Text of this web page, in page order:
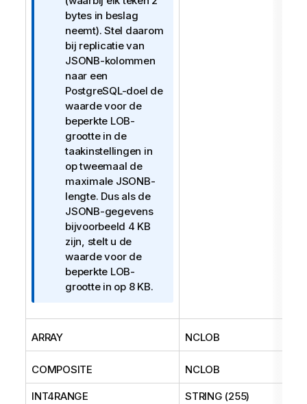
t
i
e
bytes in beslag
neemt). Stel daarom
bij replicatie van
JSONB-kolommen
naar een
PostgreSQL-doel de
waarde voor de
beperkte LOB-
grootte in de
taakinstellingen in
op tweemaal de
maximale JSONB-
lengte. Dus als de
JSONB-gegevens
bijvoorbeeld 4 KB
zijn, stelt u de
waarde voor de
beperkte LOB-
grootte in op 8 KB.
ARRAY NCLOB
COMPOSITE NCLOB
INT4RANGE STRING (255)